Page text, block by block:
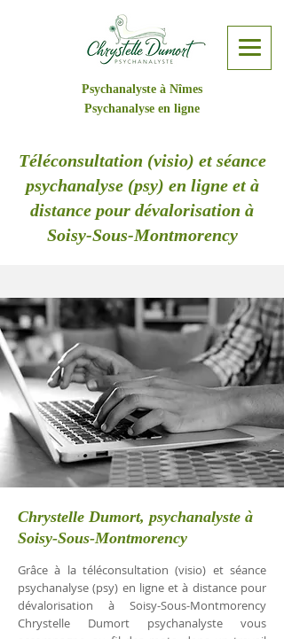
Psychanalyste à Nîmes
Psychanalyse en ligne
Téléconsultation (visio) et séance
psychanalyse (psy) en ligne et à
distance pour dévalorisation à
Soisy-Sous-Montmorency
Chrystelle Dumort, psychanalyste à
Soisy-Sous-Montmorency
Grâce à la téléconsultation (visio) et séance
psychanalyse (psy) en ligne et à distance pour
dévalorisation à Soisy-Sous-Montmorency
Chrystelle Dumort psychanalyste vous